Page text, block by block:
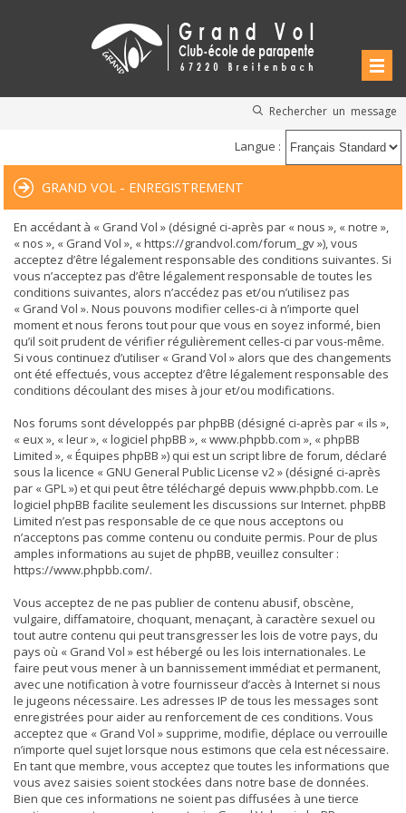
Rechercher un message
Langue :
GRAND VOL - ENREGISTREMENT
En accédant à « Grand Vol » (désigné ci-après par « nous », « notre »,
« nos », « Grand Vol », « https://grandvol.com/forum_gv »), vous
acceptez d’être légalement responsable des conditions suivantes. Si
vous n’acceptez pas d’être légalement responsable de toutes les
conditions suivantes, alors n’accédez pas et/ou n’utilisez pas
« Grand Vol ». Nous pouvons modifier celles-ci à n’importe quel
moment et nous ferons tout pour que vous en soyez informé, bien
qu’il soit prudent de vérifier régulièrement celles-ci par vous-même.
Si vous continuez d’utiliser « Grand Vol » alors que des changements
ont été effectués, vous acceptez d’être légalement responsable des
conditions découlant des mises à jour et/ou modifications.
Nos forums sont développés par phpBB (désigné ci-après par « ils »,
« eux », « leur », « logiciel phpBB », « www.phpbb.com », « phpBB
Limited », « Équipes phpBB ») qui est un script libre de forum, déclaré
sous la licence « GNU General Public License v2» (désigné ci-après
par « GPL ») et qui peut être téléchargé depuis www.phpbb.com. Le
logiciel phpBB facilite seulement les discussions sur Internet. phpBB
Limited n’est pas responsable de ce que nous acceptons ou
n’acceptons pas comme contenu ou conduite permis. Pour de plus
amples informations au sujet de phpBB, veuillez consulter :
https://www.phpbb.com/.
Vous acceptez de ne pas publier de contenu abusif, obscène,
vulgaire, diffamatoire, choquant, menaçant, à caractère sexuel ou
tout autre contenu qui peut transgresser les lois de votre pays, du
pays où « Grand Vol » est hébergé ou les lois internationales. Le
faire peut vous mener à un bannissement immédiat et permanent,
avec une notification à votre fournisseur d’accès à Internet si nous
le jugeons nécessaire. Les adresses IP de tous les messages sont
enregistrées pour aider au renforcement de ces conditions. Vous
acceptez que « Grand Vol » supprime, modifie, déplace ou verrouille
n’importe quel sujet lorsque nous estimons que cela est nécessaire.
En tant que membre, vous acceptez que toutes les informations que
vous avez saisies soient stockées dans notre base de données.
Bien que ces informations ne soient pas diffusées à une tierce